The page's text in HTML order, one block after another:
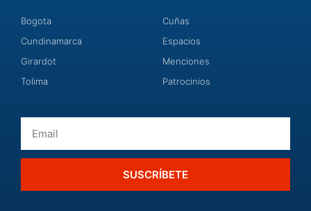
Bogota
Cundinamarca
Girardot
Tolima
Cuñas
Espacios
Menciones
Patrocinios
SUSCRÍBETE